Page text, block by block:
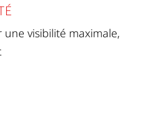
visibilité maximale,